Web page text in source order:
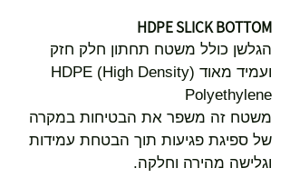
HDPE SLICK BOTTOM
הגלשן כולל משטח תחתון חלק חזק
ועמיד מאוד (HDPE (High Density
Polyethylene
משטח זה משפר את הבטיחות במקרה
של ספיגת פגיעות תוך הבטחת עמידות
וגלישה מהירה וחלקה.